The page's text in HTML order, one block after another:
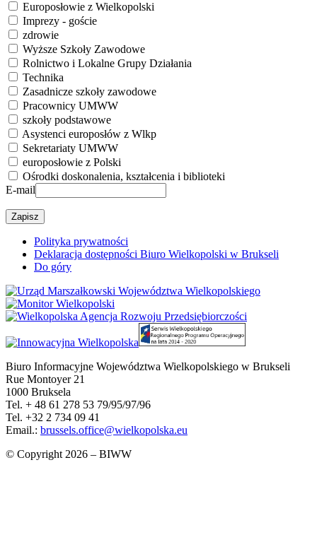
Europosłowie z Wielkopolski
Imprezy - goście
zdrowie
Wyższe Szkoły Zawodowe
Rolnictwo i Lokalne Grupy Działania
Technika
Zasadnicze szkoły zawodowe
Pracownicy UMWW
szkoły podstawowe
Asystenci europosłów z Wlkp
Sekretariaty UMWW
europosłowie z Polski
Ośrodki doskonalenia, kształcenia i biblioteki
E-mail
Polityka prywatności
Deklaracja dostępności Biuro Wielkopolski w Brukseli
Do góry
Biuro Informacyjne Województwa Wielkopolskiego w Brukseli
Rue Montoyer 21
1000 Bruksela
Tel. + 48 61 278 53 79/95/97/96
Tel. +32 2 734 09 41
Email.: brussels.office@wielkopolska.eu
© Copyright 2026 – BIWW